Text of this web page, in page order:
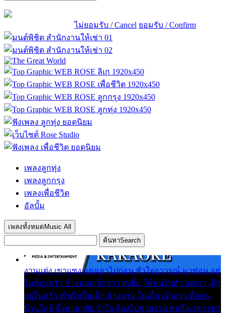
ไม่ยอมรับ / Cancel ยอมรับ / Confirm
เพลงลูกทุ่ง
เพลงลูกกรุง
เพลงเพื่อชีวิต
อัลบั้ม
เพลงทั้งหมด Music All
ค้นหาSearch
งานแต่ง เขาแซง แย่งเอาไปก่อน หัวใจอาวรณ์ มาซ่อน อยู่
ในห้องครัว ข้างนอกเจ้าสาว ส่งยิ้ม ให้คนไปทั่ว แต่เรา เฝ้า
อยู่ในครัว ทำตัวเป็นเด็ก ล้างจาน ในเมื่อ เจ้าสาว คือคน
บ้านใกล้ พึ่งพาอาศัย จำใจ ต้องไปช่วยงาน พอถึงเวลา เขา